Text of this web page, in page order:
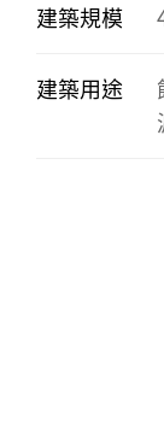
建築規模
建築用途